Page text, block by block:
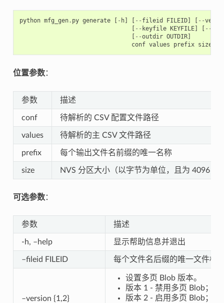
python mfg_gen. py generate [ - h] [ -- fileid FILEID] [ --
[ -- keyfile KEYFILE] [ --
[ --outdir OUTDIR]
conf values prefix size
位置参数：
参数 描述
conf 待解析的 CSV 配置文件路径
values 待解析的主 CSV 文件路径
prefix 每个输出文件名前缀的唯一名称
size NVS 分区大小（以字节为单位，且为 4096 的
可选参数：
参数 描述
-h, –help 显示帮助信息并退出
–fileid FILEID 每个文件名后缀的唯一文件标
–version {1,2}
设置多页 Blob 版本。
版本 1 - 禁用多页 Blob；
版本 2 - 启用多页 Blob；